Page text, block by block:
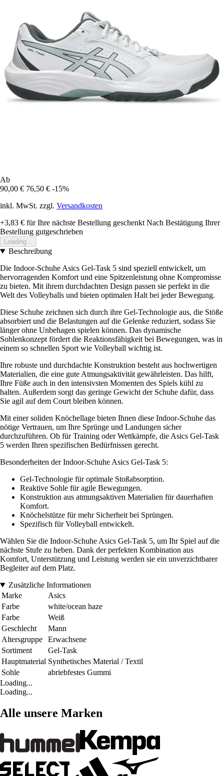
Ab
90,00 € 76,50 € -15%
inkl. MwSt. zzgl. Versandkosten
+3,83 € für Ihre nächste Bestellung geschenkt Nach Bestätigung Ihrer
Bestellung gutgeschrieben
Loading...
Beschreibung
Die Indoor-Schuhe Asics Gel-Task 5 sind speziell entwickelt, um
hervorragenden Komfort und eine Spitzenleistung ohne Kompromisse
zu bieten. Mit ihrem durchdachten Design passen sie perfekt in die
Welt des Volleyballs und bieten optimalen Halt bei jeder Bewegung.
Diese Schuhe zeichnen sich durch ihre Gel-Technologie aus, die Stöße
absorbiert und die Belastungen auf die Gelenke reduziert, sodass Sie
länger ohne Unbehagen spielen können. Das dynamische
Sohlenkonzept fördert die Reaktionsfähigkeit bei Bewegungen, was in
einem so schnellen Sport wie Volleyball wichtig ist.
Ihre robuste und durchdachte Konstruktion besteht aus hochwertigen
Materialien, die eine gute Atmungsaktivität gewährleisten. Das hilft,
Ihre Füße auch in den intensivsten Momenten des Spiels kühl zu
halten. Außerdem sorgt das geringe Gewicht der Schuhe dafür, dass
Sie agil auf dem Court bleiben können.
Mit einer soliden Knöchellage bieten Ihnen diese Indoor-Schuhe das
nötige Vertrauen, um Ihre Sprünge und Landungen sicher
durchzuführen. Ob für Training oder Wettkämpfe, die Asics Gel-Task
5 werden Ihren spezifischen Bedürfnissen gerecht.
Besonderheiten der Indoor-Schuhe Asics Gel-Task 5:
Gel-Technologie für optimale Stoßabsorption.
Reaktive Sohle für agile Bewegungen.
Konstruktion aus atmungsaktiven Materialien für dauerhaften
Komfort.
Knöchelstütze für mehr Sicherheit bei Sprüngen.
Spezifisch für Volleyball entwickelt.
Wählen Sie die Indoor-Schuhe Asics Gel-Task 5, um Ihr Spiel auf die
nächste Stufe zu heben. Dank der perfekten Kombination aus
Komfort, Unterstützung und Leistung werden sie ein unverzichtbarer
Begleiter auf dem Platz.
Zusätzliche Informationen
Marke
Asics
Farbe
white/ocean haze
Farbe
Weiß
Geschlecht
Mann
Altersgruppe
Erwachsene
Sortiment
Gel-Task
Hauptmaterial Synthetisches Material / Textil
Sohle
abriebfestes Gummi
Loading...
Loading...
Alle unsere Marken